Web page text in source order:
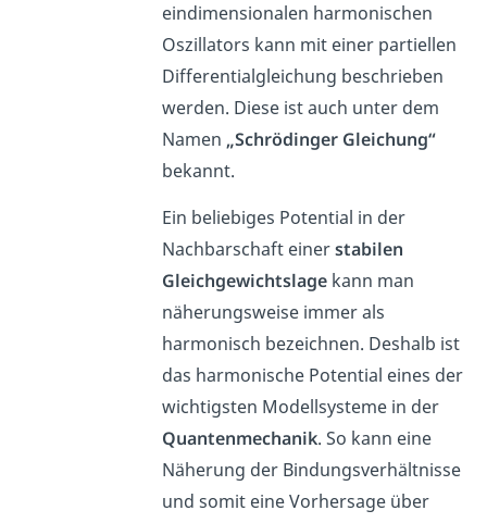
eindimensionalen harmonischen
Oszillators kann mit einer partiellen
Differentialgleichung beschrieben
werden. Diese ist auch unter dem
Namen „Schrödinger Gleichung“
bekannt.
Ein beliebiges Potential in der
Nachbarschaft einerstabilen
Gleichgewichtslagekann man
näherungsweise immer als
harmonisch bezeichnen. Deshalb ist
das harmonische Potential eines der
wichtigsten Modellsysteme in der
Quantenmechanik. So kann eine
Näherung der Bindungsverhältnisse
und somit eine Vorhersage über